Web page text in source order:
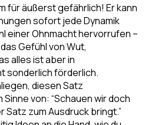
für äußerst gefährlich! Er kann
sofort jede Dynamik
einer Ohnmacht hervorrufen –
Gefühl von Wut,
alles ist aber in
sonderlich förderlich.
diesen Satz
von: “Schauen wir doch
Satz zum Ausdruck bringt.”